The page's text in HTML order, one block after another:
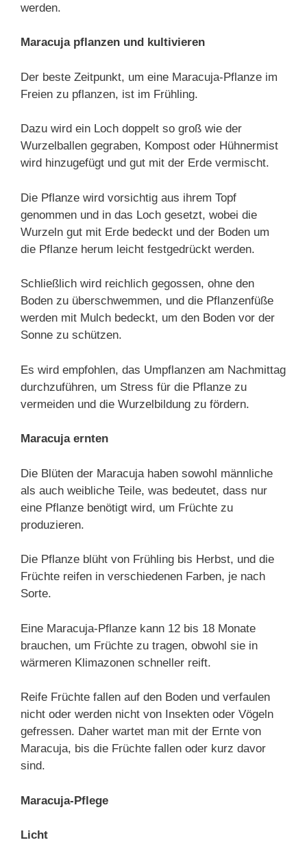
werden.
Maracuja pflanzen und kultivieren
Der beste Zeitpunkt, um eine Maracuja-Pflanze im
Freien zu pflanzen, ist im Frühling.
Dazu wird ein Loch doppelt so groß wie der
Wurzelballen gegraben, Kompost oder Hühnermist
wird hinzugefügt und gut mit der Erde vermischt.
Die Pflanze wird vorsichtig aus ihrem Topf
genommen und in das Loch gesetzt, wobei die
Wurzeln gut mit Erde bedeckt und der Boden um
die Pflanze herum leicht festgedrückt werden.
Schließlich wird reichlich gegossen, ohne den
Boden zu überschwemmen, und die Pflanzenfüße
werden mit Mulch bedeckt, um den Boden vor der
Sonne zu schützen.
Es wird empfohlen, das Umpflanzen am Nachmittag
durchzuführen, um Stress für die Pflanze zu
vermeiden und die Wurzelbildung zu fördern.
Maracuja ernten
Die Blüten der Maracuja haben sowohl männliche
als auch weibliche Teile, was bedeutet, dass nur
eine Pflanze benötigt wird, um Früchte zu
produzieren.
Die Pflanze blüht von Frühling bis Herbst, und die
Früchte reifen in verschiedenen Farben, je nach
Sorte.
Eine Maracuja-Pflanze kann 12 bis 18 Monate
brauchen, um Früchte zu tragen, obwohl sie in
wärmeren Klimazonen schneller reift.
Reife Früchte fallen auf den Boden und verfaulen
nicht oder werden nicht von Insekten oder Vögeln
gefressen. Daher wartet man mit der Ernte von
Maracuja, bis die Früchte fallen oder kurz davor
sind.
Maracuja-Pflege
Licht